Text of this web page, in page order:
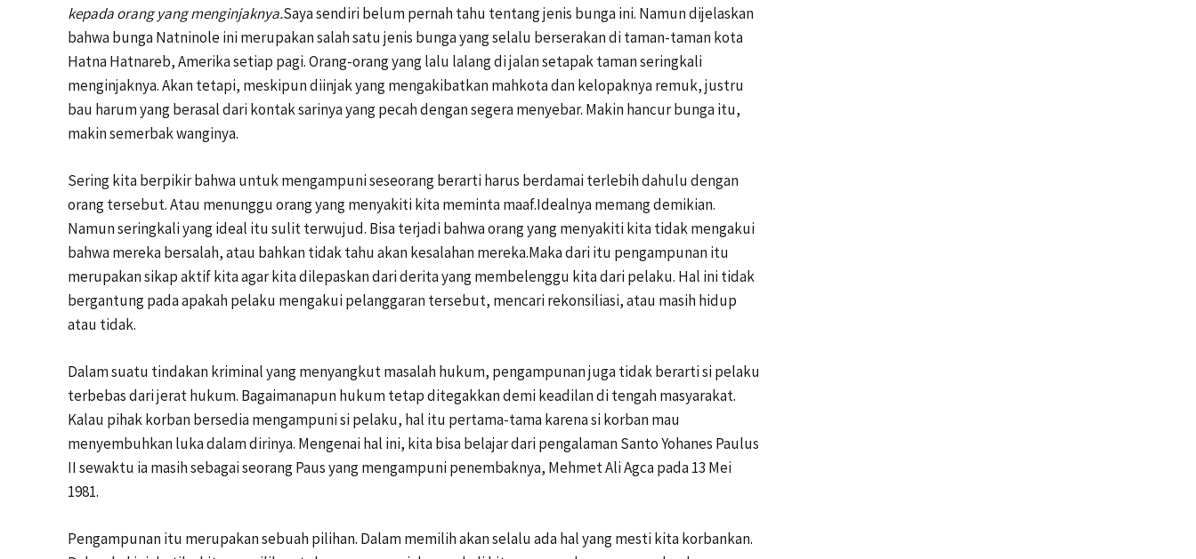
kepada orang yang menginjaknya.Saya sendiri belum pernah tahu tentang jenis bunga ini. Namun dijelaskan
bahwa bunga Natninole ini merupakan salah satu jenis bunga yang selalu berserakan di taman-taman kota
Hatna Hatnareb, Amerika setiap pagi. Orang-orang yang lalu lalang di jalan setapak taman seringkali
menginjaknya. Akan tetapi, meskipun diinjak yang mengakibatkan mahkota dan kelopaknya remuk, justru
bau harum yang berasal dari kontak sarinya yang pecah dengan segera menyebar. Makin hancur bunga itu,
makin semerbak wanginya.
Sering kita berpikir bahwa untuk mengampuni seseorang berarti harus berdamai terlebih dahulu dengan
orang tersebut. Atau menunggu orang yang menyakiti kita meminta maaf.Idealnya memang demikian.
Namun seringkali yang ideal itu sulit terwujud. Bisa terjadi bahwa orang yang menyakiti kita tidak mengakui
bahwa mereka bersalah, atau bahkan tidak tahu akan kesalahan mereka.Maka dari itu pengampunan itu
merupakan sikap aktif kita agar kita dilepaskan dari derita yang membelenggu kita dari pelaku. Hal ini tidak
bergantung pada apakah pelaku mengakui pelanggaran tersebut, mencari rekonsiliasi, atau masih hidup
atau tidak.
Dalam suatu tindakan kriminal yang menyangkut masalah hukum, pengampunan juga tidak berarti si pelaku
terbebas dari jerat hukum. Bagaimanapun hukum tetap ditegakkan demi keadilan di tengah masyarakat.
Kalau pihak korban bersedia mengampuni si pelaku, hal itu pertama-tama karena si korban mau
menyembuhkan luka dalam dirinya. Mengenai hal ini, kita bisa belajar dari pengalaman Santo Yohanes Paulus
II sewaktu ia masih sebagai seorang Paus yang mengampuni penembaknya, Mehmet Ali Agca pada 13 Mei
1981.
Pengampunan itu merupakan sebuah pilihan. Dalam memilih akan selalu ada hal yang mesti kita korbankan.